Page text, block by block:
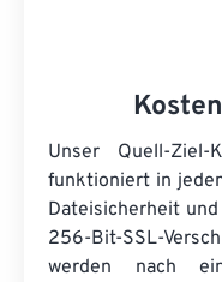
Unser Quell-
funktioniert in
Dateisicherheit
256-Bit-SSL-
werden nach